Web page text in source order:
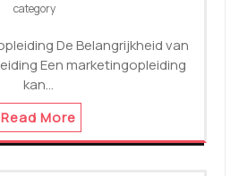
category
De Belangrijkheid van
Een marketingopleiding
kan…
Read More